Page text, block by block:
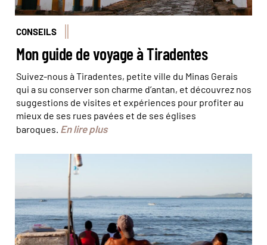
CONSEILS
Mon guide de voyage à Tiradentes
Suivez-nous à Tiradentes, petite ville du Minas Gerais
qui a su conserver son charme d’antan, et découvrez nos
suggestions de visites et expériences pour profiter au
mieux de ses rues pavées et de ses églises
baroques. En lire plus
© Baptiste Briand